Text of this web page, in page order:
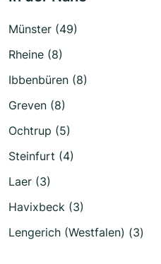
Münster (49)
Rheine (8)
Ibbenbüren (8)
Greven (8)
Ochtrup (5)
Steinfurt (4)
Laer (3)
Havixbeck (3)
Lengerich (Westfalen) (3)